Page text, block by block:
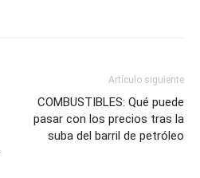
Artículo siguiente
COMBUSTIBLES: Qué puede
pasar con los precios tras la
suba del barril de petróleo